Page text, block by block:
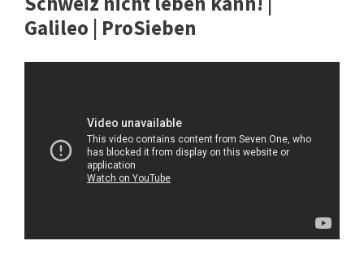
Galileo | ProSieben